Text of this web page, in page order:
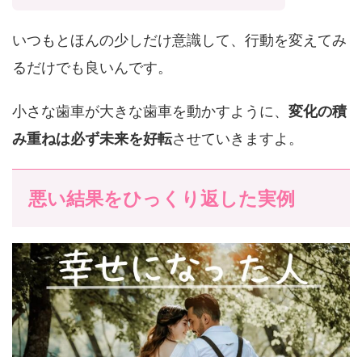
いつもとほんの少しだけ意識して、行動を変えてみ
るだけでも良いんです。
小さな歯車が大きな歯車を動かすように、 変化の積
み重ねは必ず未来を好転させていきますよ。
悪い結果をひっくり返した実例